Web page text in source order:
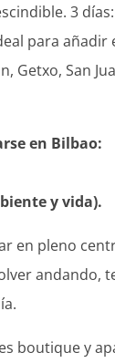
3
para añadir
Getxo, San
en Bilbao:
y vida).
en pleno
andando,
boutique y